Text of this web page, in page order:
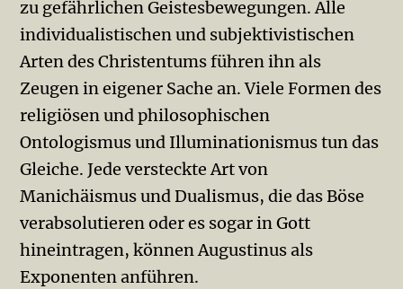
zu gefährlichen Geistesbewegungen. Alle
individualistischen und subjektivistischen
Arten des Christentums führen ihn als
Zeugen in eigener Sache an. Viele Formen des
religiösen und philosophischen
Ontologismus und Illuminationismus tun das
Gleiche. Jede versteckte Art von
Manichäismus und Dualismus, die das Böse
verabsolutieren oder es sogar in Gott
hineintragen, können Augustinus als
Exponenten anführen.